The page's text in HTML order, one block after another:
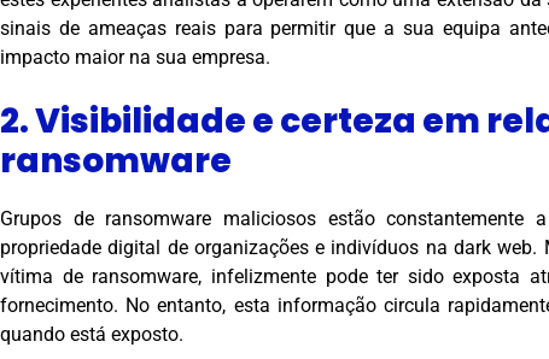
sinais de ameaças reais para permitir que a sua equipa
impacto maior na sua empresa.
2. Visibilidade e certeza em
ransomware
Grupos de ransomware maliciosos estão
propriedade digital de organizações e indivíduos na dark
vítima de ransomware, infelizmente pode ter sido exposta
fornecimento. No entanto, esta informação circula
quando está exposto.